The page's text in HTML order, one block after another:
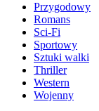
Przygodowy
Romans
Sci-Fi
Sportowy
Sztuki walki
Thriller
Western
Wojenny